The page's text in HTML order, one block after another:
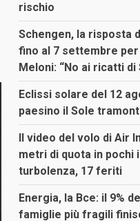
rischio
Schengen, la risposta
fino al 7 settembre per
Meloni: “No ai ricatti di
Eclissi solare del 12
paesino il Sole
Il video del volo di Air
metri di quota in pochi
turbolenza, 17 feriti
Energia, la Bce: il 9%
famiglie più fragili